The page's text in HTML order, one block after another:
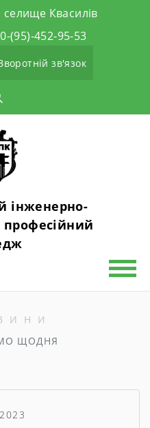
Квасилів
(95)-452-95-53
зв'язок
інженерно-
професійний
ЩОДНЯ